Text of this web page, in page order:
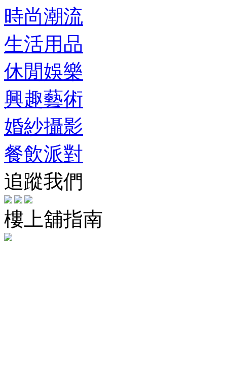
時尚潮流
生活用品
休閒娛樂
興趣藝術
婚紗攝影
餐飲派對
追蹤我們
樓上舖指南